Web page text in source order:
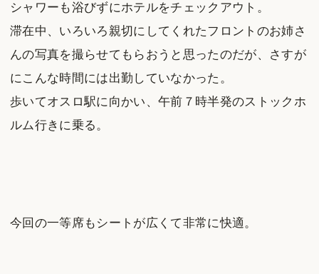
シャワーも浴びずにホテルをチェックアウト。
滞在中、いろいろ親切にしてくれたフロントのお姉さ
んの写真を撮らせてもらおうと思ったのだが、さすが
にこんな時間には出勤していなかった。
歩いてオスロ駅に向かい、午前７時半発のストックホ
ルム行きに乗る。
今回の一等席もシートが広くて非常に快適。